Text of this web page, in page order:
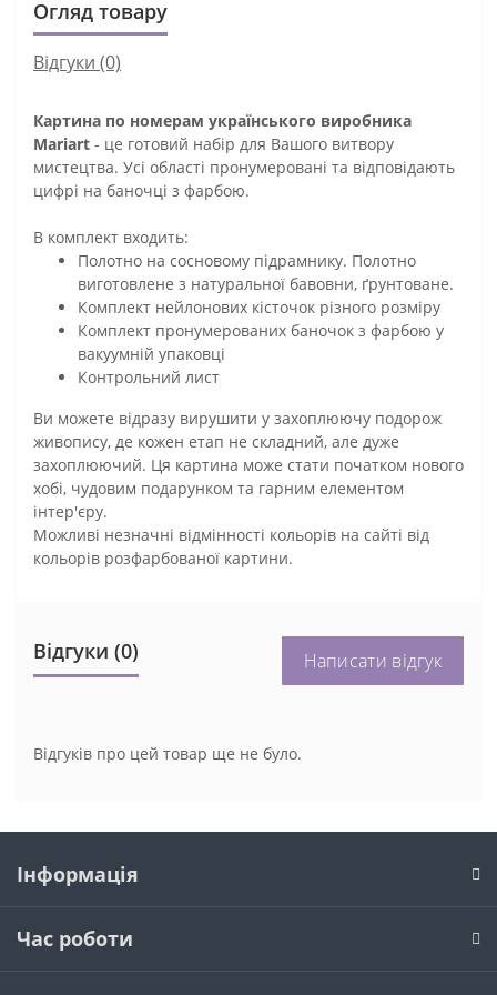
Огляд товару
Відгуки (0)
Картина по номерам українського виробника
Mariart - це готовий набір для Вашого витвору
мистецтва. Усі області пронумеровані та відповідають
цифрі на баночці з фарбою.
В комплект входить:
Полотно на сосновому підрамнику. Полотно
виготовлене з натуральної бавовни, ґрунтоване.
Комплект нейлонових кісточок різного розміру
Комплект пронумерованих баночок з фарбою у
вакуумній упаковці
Контрольний лист
Ви можете відразу вирушити у захоплюючу подорож
живопису, де кожен етап не складний, але дуже
захоплюючий. Ця картина може стати початком нового
хобі, чудовим подарунком та гарним елементом
інтер'єру.
Можливі незначні відмінності кольорів на сайті від
кольорів розфарбованої картини.
Відгуки (0) Написати відгук
Відгуків про цей товар ще не було.
Інформація
Час роботи